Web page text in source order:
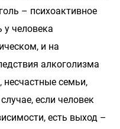
– психоактивное
у человека
и на
алкоголизма
семьи,
если человек
есть выход –